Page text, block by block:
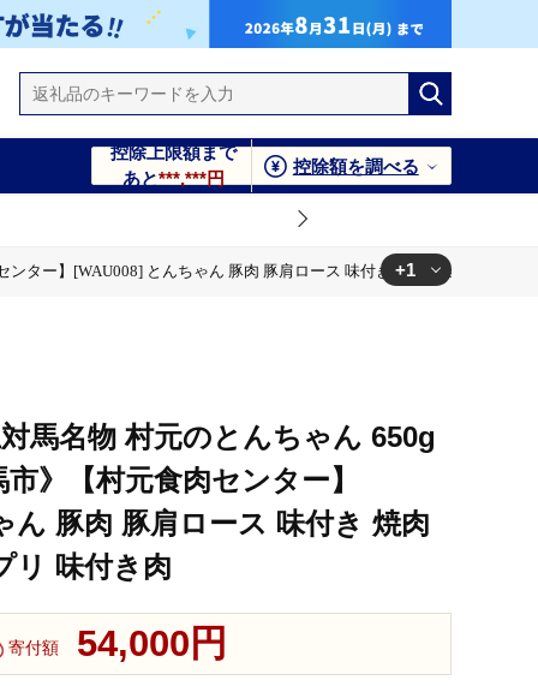
控除上限額まで
あと***,***円
控除額を調べる
ター】[WAU008] とんちゃん 豚肉 豚肩ロース 味付き 焼肉 ご当地 B-1グ
+1
対馬名物 村元のとんちゃん 650g
》【村元食肉センター】
ん 豚肉 豚肩ロース 味付き 焼肉
リ 味付き肉
寄付額 54,000円